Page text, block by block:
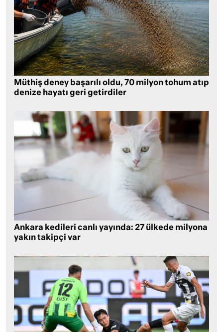
Müthiş deney başarılı oldu, 70 milyon tohum atıp
denize hayatı geri getirdiler
Ankara kedileri canlı yayında: 27 ülkede milyona
yakın takipçi var